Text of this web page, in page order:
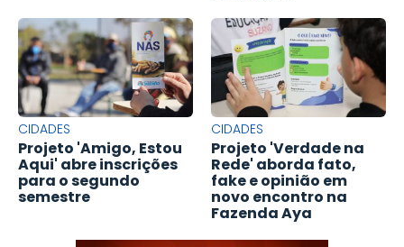
CIDADES
Projeto 'Amigo, Estou
Aqui' abre inscrições
para o segundo
semestre
CIDADES
Projeto 'Verdade na
Rede' aborda fato,
fake e opinião em
novo encontro na
Fazenda Aya